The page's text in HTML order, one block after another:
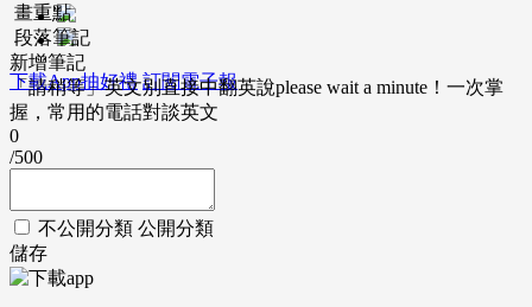
下載App抽好禮 訂閱電子報
畫重點
段落筆記
新增筆記
「請稍等」英文別直接中翻英說please wait a minute！一次掌
握，常用的電話對談英文
0
/500
不公開分類 公開分類
儲存